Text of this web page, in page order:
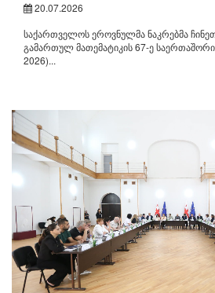
20.07.2026
საქართველოს ეროვნულმა ნაკრებმა
გამართულ მათემატიკის 67-ე
2026)...